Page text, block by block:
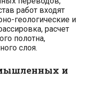
работ входят
геологические и
расчет
полотна,
слоя.
и